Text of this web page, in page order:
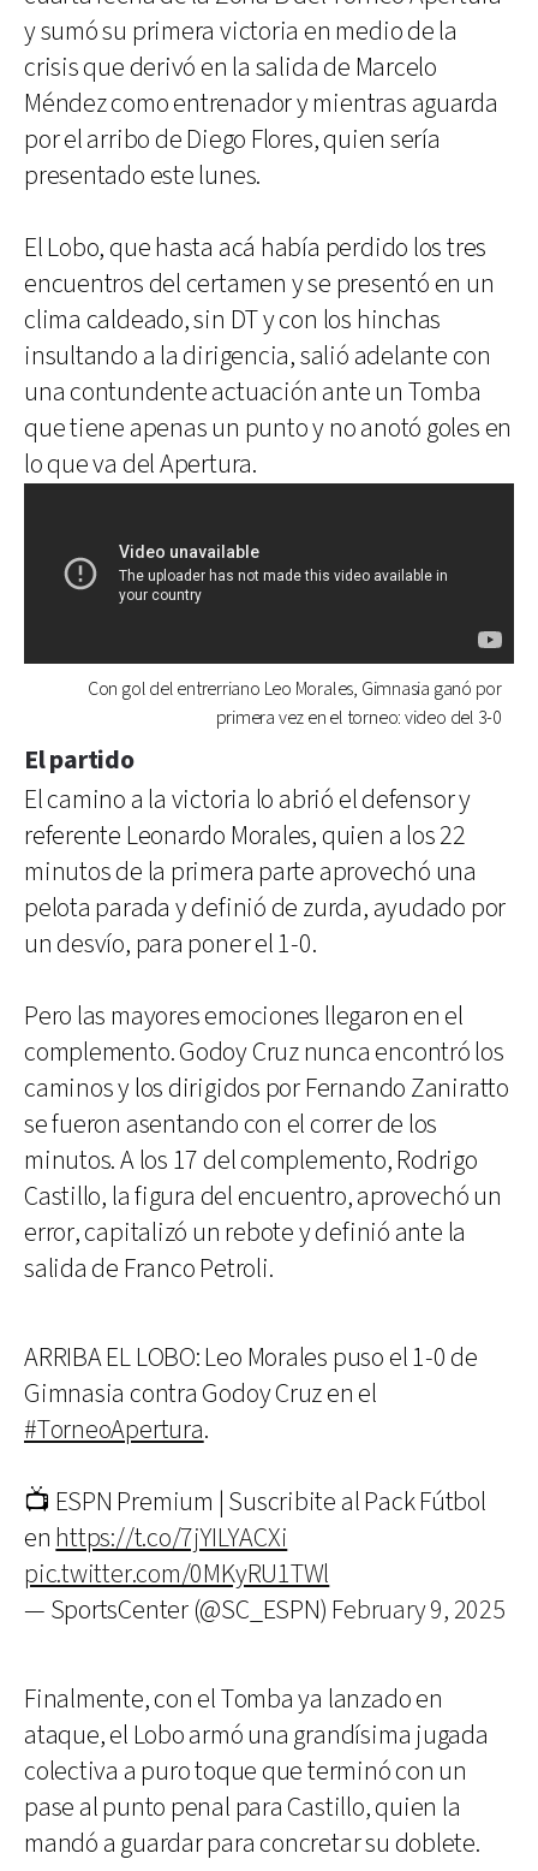
y sumó su primera victoria en medio de la
crisis que derivó en la salida de Marcelo
Méndez como entrenador y mientras aguarda
por el arribo de Diego Flores, quien sería
presentado este lunes.
El Lobo, que hasta acá había perdido los tres
encuentros del certamen y se presentó en un
clima caldeado, sin DT y con los hinchas
insultando a la dirigencia, salió adelante con
una contundente actuación ante un Tomba
que tiene apenas un punto y no anotó goles en
lo que va del Apertura.
Con gol del entrerriano Leo Morales, Gimnasia ganó por
primera vez en el torneo: video del 3-0
El partido
El camino a la victoria lo abrió el defensor y
referente Leonardo Morales, quien a los 22
minutos de la primera parte aprovechó una
pelota parada y definió de zurda, ayudado por
un desvío, para poner el 1-0.
Pero las mayores emociones llegaron en el
complemento. Godoy Cruz nunca encontró los
caminos y los dirigidos por Fernando Zaniratto
se fueron asentando con el correr de los
minutos. A los 17 del complemento, Rodrigo
Castillo, la figura del encuentro, aprovechó un
error, capitalizó un rebote y definió ante la
salida de Franco Petroli.
ARRIBA EL LOBO: Leo Morales puso el 1-0 de
Gimnasia contra Godoy Cruz en el
#TorneoApertura.
📺 ESPN Premium | Suscribite al Pack Fútbol
en https://t.co/7jYILYACXi
pic.twitter.com/0MKyRU1TWl
— SportsCenter (@SC_ESPN) February 9, 2025
Finalmente, con el Tomba ya lanzado en
ataque, el Lobo armó una grandísima jugada
colectiva a puro toque que terminó con un
pase al punto penal para Castillo, quien la
mandó a guardar para concretar su doblete.